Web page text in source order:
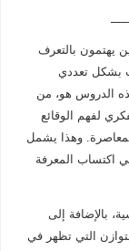
يهتمون بالتعرف
بشكل تعددي
الدروس هو، من
لفهم الوقائع
المعاصرة. وهذا يشمل
اكتساب المعرفة
بالإضافة إلى
التي تظهر في